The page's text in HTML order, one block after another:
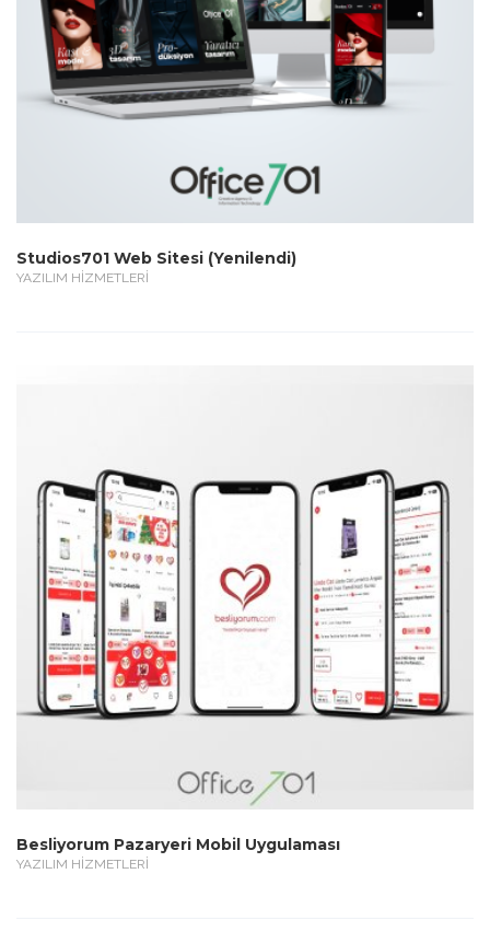
Studios701 Web Sitesi (Yenilendi)
YAZILIM HİZMETLERİ
Besliyorum Pazaryeri Mobil Uygulaması
YAZILIM HİZMETLERİ